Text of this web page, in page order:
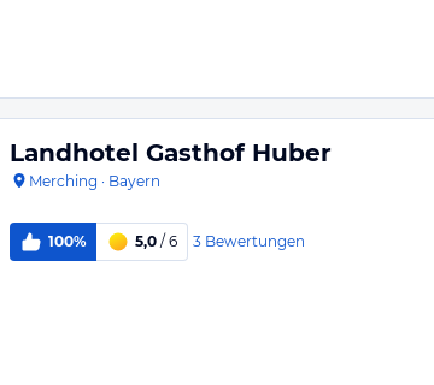
Landhotel Gasthof Huber
Merching · Bayern
100% 5,0 / 6 3 Bewertungen